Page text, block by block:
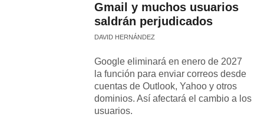
Gmail y muchos usuarios
saldrán perjudicados
DAVID HERNÁNDEZ
Google eliminará en enero de 2027
la función para enviar correos desde
cuentas de Outlook, Yahoo y otros
dominios. Así afectará el cambio a los
usuarios.